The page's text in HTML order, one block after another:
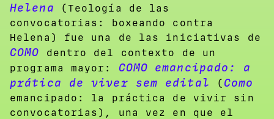
Helena (Teología de las
convocatorias: boxeando contra
Helena) fue una de las iniciativas de
COMO dentro del contexto de un
programa mayor: COMO emancipado: a
prática de viver sem edital
( Como
emancipado: la práctica de vivir sin
convocatorias), una vez en que el